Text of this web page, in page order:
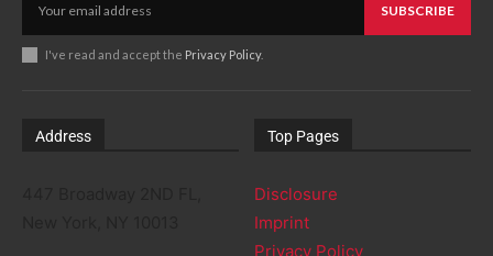
SUBSCRIBE
I've read and accept the Privacy Policy.
Address Top Pages
Disclosure
Imprint
Privacy Policy